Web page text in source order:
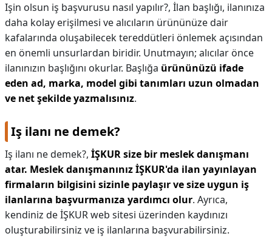
Işin olsun iş başvurusu nasıl yapılır?, İlan başlığı, ilanınıza
daha kolay erişilmesi ve alıcıların ürününüze dair
kafalarında oluşabilecek tereddütleri önlemek açısından
en önemli unsurlardan biridir. Unutmayın; alıcılar önce
ilanınızın başlığını okurlar. Başlığa ürününüzü ifade
eden ad, marka, model gibi tanımları uzun olmadan
ve net şekilde yazmalısınız.
Iş ilanı ne demek?
Iş ilanı ne demek?, İŞKUR size bir meslek danışmanı
atar. Meslek danışmanınız İŞKUR'da ilan yayınlayan
firmaların bilgisini sizinle paylaşır ve size uygun iş
ilanlarına başvurmanıza yardımcı olur. Ayrıca,
kendiniz de İŞKUR web sitesi üzerinden kaydınızı
oluşturabilirsiniz ve iş ilanlarına başvurabilirsiniz.